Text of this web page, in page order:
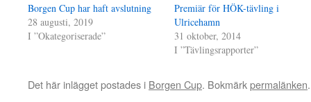
Borgen Cup har haft avslutning
28 augusti, 2019
I ”Okategoriserade”
Premiär för HÖK-tävling i
Ulricehamn
31 oktober, 2014
I ”Tävlingsrapporter”
Det här inlägget postades i Borgen Cup. Bokmärkpermalänken.